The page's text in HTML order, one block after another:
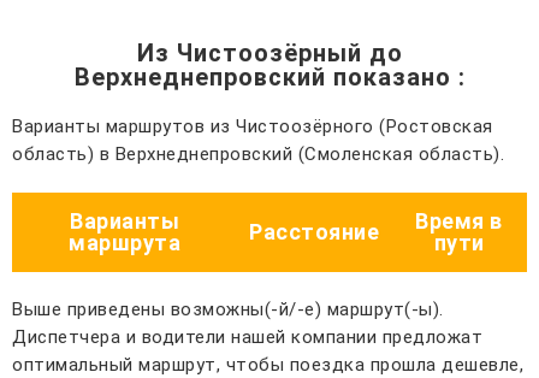
Из Чистоозёрный до
Верхнеднепровский показано :
Варианты маршрутов из Чистоозёрного (Ростовская
область) в Верхнеднепровский (Смоленская область).
Варианты
маршрута
Расстояние
Время в
пути
Выше приведены возможны(-й/-е) маршрут(-ы).
Диспетчера и водители нашей компании предложат
оптимальный маршрут, чтобы поездка прошла дешевле,